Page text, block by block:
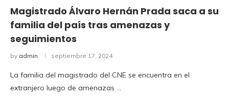
Magistrado Álvaro Hernán Prada saca a su
familia del país tras amenazas y
seguimientos
by admin septiembre 17, 2024
La familia del magistrado del CNE se encuentra en el
extranjero luego de amenazas …